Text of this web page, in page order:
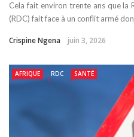
Cela fait environ trente ans que la
(RDC) fait face à un conflit armé
Crispine Ngena juin 3, 2026
AFRIQUE RDC SANTÉ